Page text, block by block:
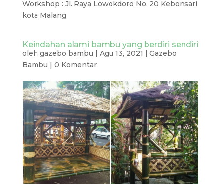
Workshop : Jl. Raya Lowokdoro No. 20 Kebonsari
kota Malang
Keindahan alami bambu yang berdiri sendiri
oleh gazebo bambu | Agu 13, 2021 | Gazebo
Bambu | 0 Komentar